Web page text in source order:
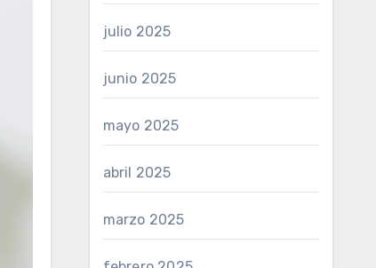
julio 2025
junio 2025
mayo 2025
abril 2025
marzo 2025